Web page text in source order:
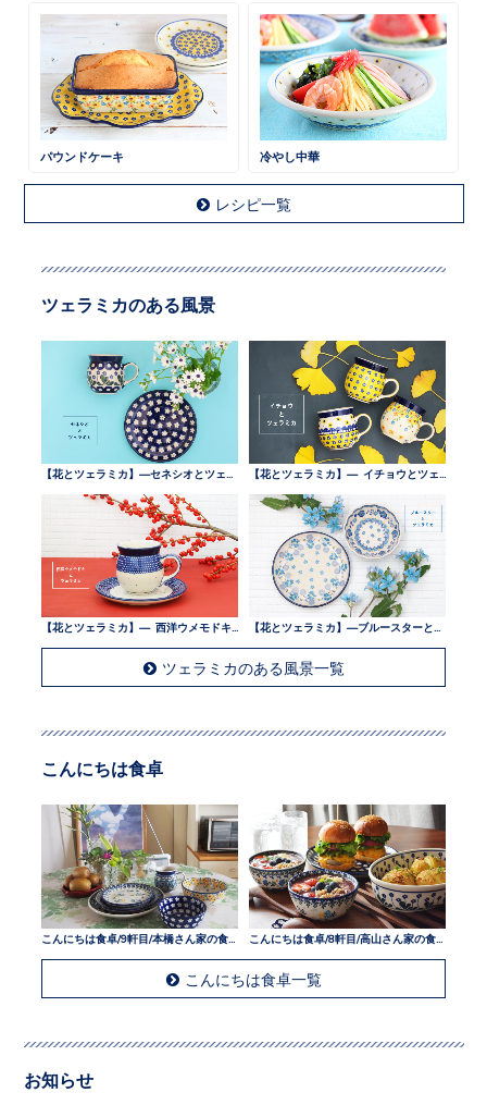
パウンドケーキ 冷やし中華
レシピ一覧
ツェラミカのある風景
ツェラミカのある風景一覧
こんにちは食卓
こんにちは食卓/9軒目/本橋さん家の食卓
こんにちは食卓一覧
お知らせ